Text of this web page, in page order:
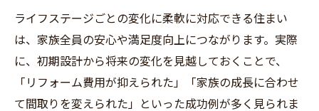
ライフステージごとの変化に柔軟に対応できる住まい
は、家族全員の安心や満足度向上につながります。実際
に、初期設計から将来の変化を見越しておくことで、
「リフォーム費用が抑えられた」「家族の成長に合わせ
て間取りを変えられた」といった成功例が多く見られま